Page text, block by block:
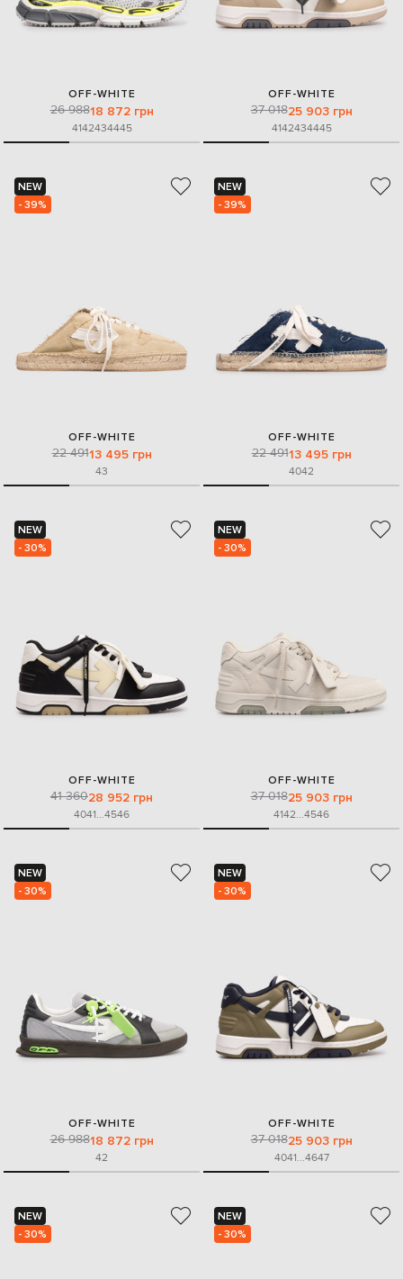
OFF-WHITE
26 98818 872 грн
4142434445
OFF-WHITE
37 01825 903 грн
4142434445
NEW
- 39%
OFF-WHITE
22 49113 495 грн
43
NEW
- 39%
OFF-WHITE
22 49113 495 грн
4042
NEW
- 30%
OFF-WHITE
41 36028 952 грн
4041...4546
NEW
- 30%
OFF-WHITE
37 01825 903 грн
4142...4546
NEW
- 30%
OFF-WHITE
26 98818 872 грн
42
NEW
- 30%
OFF-WHITE
37 01825 903 грн
4041...4647
NEW
- 30%
NEW
- 30%